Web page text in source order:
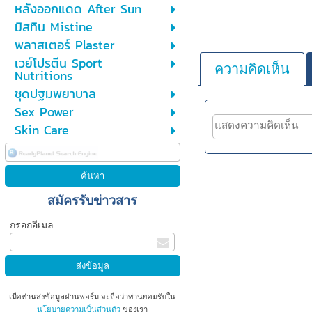
หลังออกแดด After Sun
มิสทิน Mistine
พลาสเตอร์ Plaster
เวย์โปรตีน Sport
Nutritions
ชุดปฐมพยาบาล
Sex Power
Skin Care
สมัครรับข่าวสาร
กรอกอีเมล
เมื่อท่านส่งข้อมูลผ่านฟอร์ม จะถือว่าท่านยอมรับใน
นโยบายความเป็นส่วนตัวของเรา
ความคิดเห็น